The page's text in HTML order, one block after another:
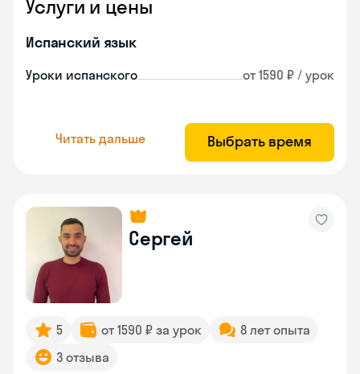
Услуги и цены
Испанский язык
Уроки испанского от 1590 ₽ / урок
Читать дальше Выбрать время
Сергей
5 от 1590 ₽ за урок
8 лет опыта
3 отзыва